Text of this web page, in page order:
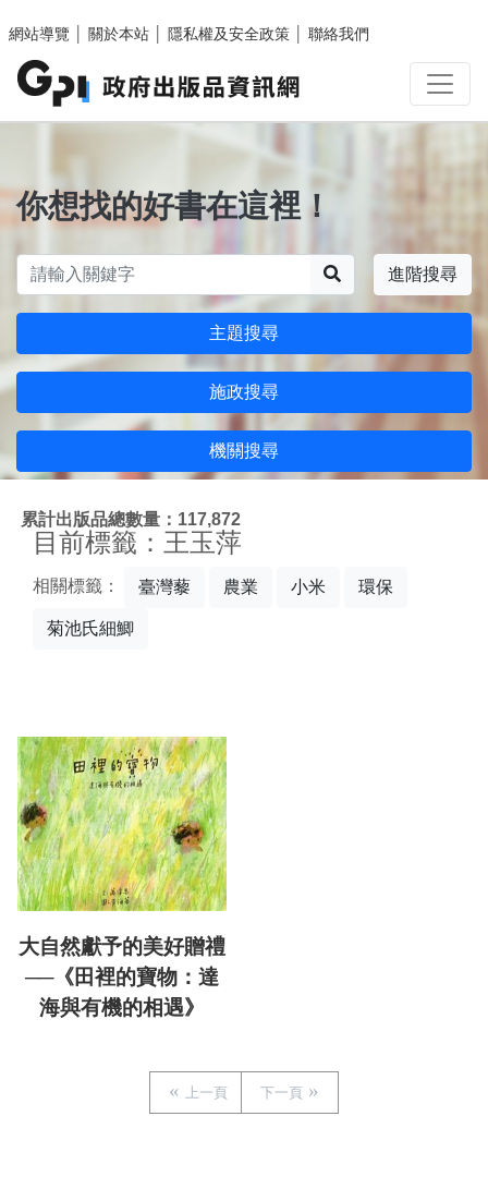
網站導覽
關於本站 隱私權及安全政策 聯絡我們
你想找的好書在這裡！
進階搜尋
主題搜尋
施政搜尋
機關搜尋
累計出版品總數量：117,872
目前標籤：王玉萍
相關標籤： 臺灣藜 農業 小米 環保
菊池氏細鯽
大自然獻予的美好贈禮
──《田裡的寶物：達
海與有機的相遇》
上一頁 下一頁